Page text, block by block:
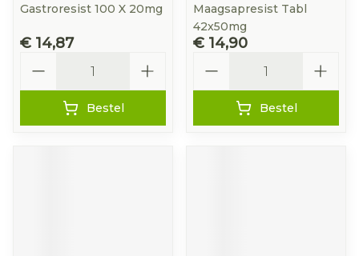
Gastroresist 100 X 20mg
€ 14,87
Bestel
Maagsapresist Tabl
42x50mg
€ 14,90
Bestel